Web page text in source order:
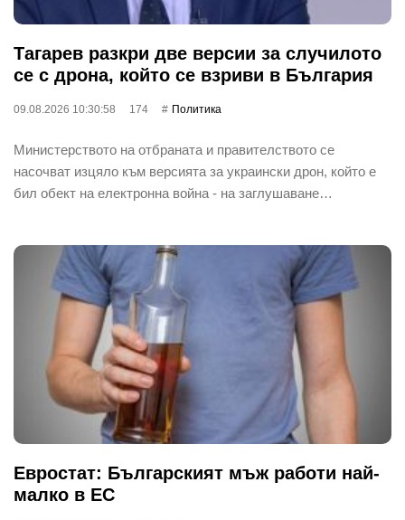
Тагарев разкри две версии за случилото
се с дрона, който се взриви в България
09.08.2026 10:30:58 174 Политика
Министерството на отбраната и правителството се
насочват изцяло към версията за украински дрон, който е
бил обект на електронна война - на заглушаване…
Евростат: Българският мъж работи най-
малко в ЕС